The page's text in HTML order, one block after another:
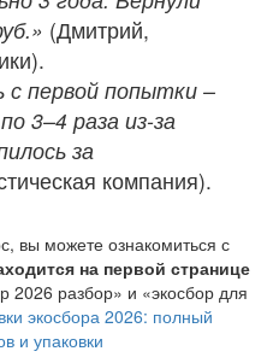
(Дмитрий,
первой попытки –
3–4 раза из‑за
за
компания).
вы можете ознакомиться с
на первой странице
2026 разбор» и «экосбор для
экосбора 2026: полный
и упаковки